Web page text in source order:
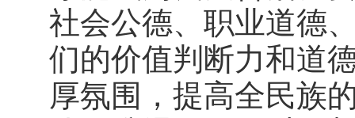
社会公德、职业道德
们的价值判断力和道
厚氛围，提高全民族